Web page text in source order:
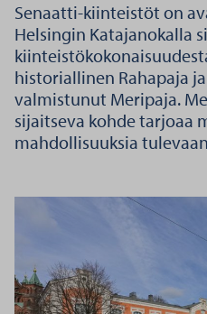
Senaatti-kiinteistöt on
Helsingin Katajanokalla
historiallinen Rahapaja
valmistunut Meripaja.
sijaitseva kohde tarjoaa
mahdollisuuksia